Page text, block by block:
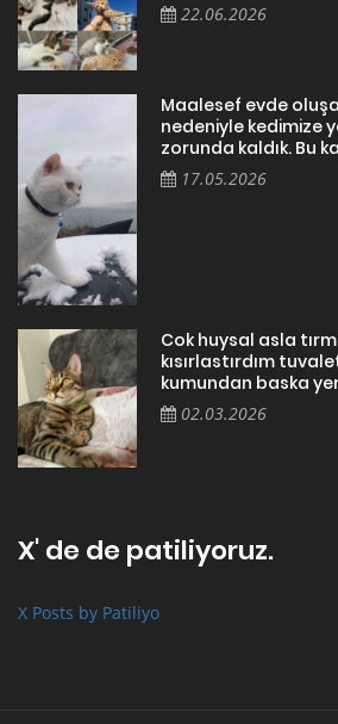
22.06.2026
Maalesef evde
nedeniyle kedimize
zorunda kaldık. Bu
17.05.2026
Cok huysal asla
kısırlastırdım
kumundan baska
02.03.2026
X' de de patiliyoruz.
X Posts by Patiliyo